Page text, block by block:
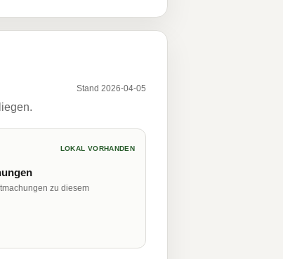
Stand 2026-04-05
LOKAL VORHANDEN
zu diesem